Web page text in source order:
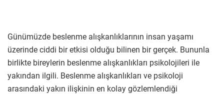
Günümüzde beslenme alışkanlıklarının insan yaşamı
üzerinde ciddi bir etkisi olduğu bilinen bir gerçek. Bununla
birlikte bireylerin beslenme alışkanlıkları psikolojileri ile
yakından ilgili. Beslenme alışkanlıkları ve psikoloji
arasındaki yakın ilişkinin en kolay gözlemlendiği